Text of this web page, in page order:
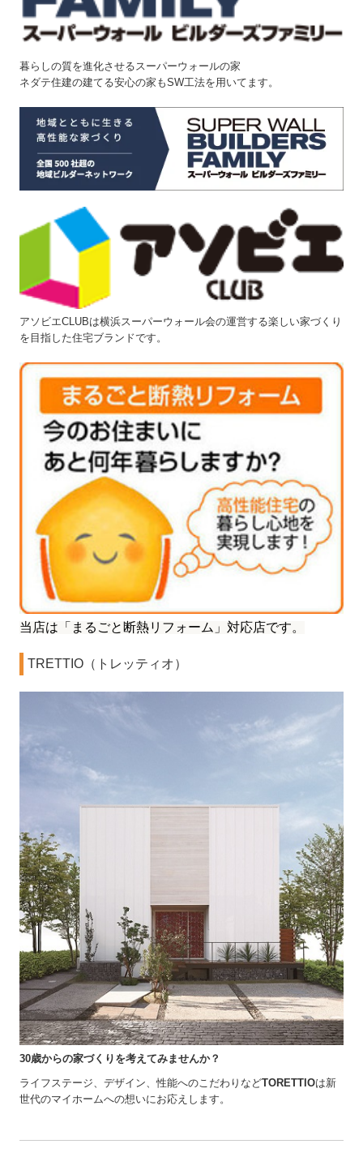
暮らしの質を進化させるスーパーウォールの家
ネダテ住建の建てる安心の家もSW工法を用いてます。
アソビエCLUBは横浜スーパーウォール会の運営する楽しい家づくり
を目指した住宅ブランドです。
当店は「まるごと断熱リフォーム」対応店です。
TRETTIO（トレッティオ）
30歳からの家づくりを考えてみませんか？
ライフステージ、デザイン、性能へのこだわりなどTORETTIOは新
世代のマイホームへの想いにお応えします。